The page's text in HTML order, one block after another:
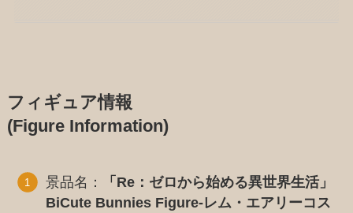
フィギュア情報
(Figure Information)
景品名：
「Re：ゼロから始める異世界生活」
BiCute Bunnies Figure-レム・エアリーコス